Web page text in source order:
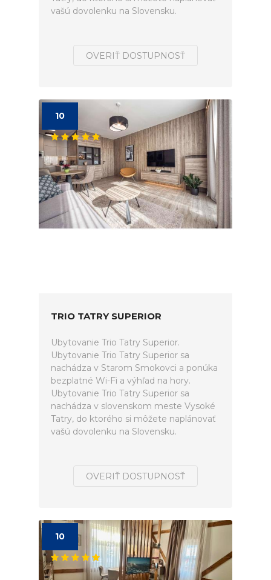
vašú dovolenku na Slovensku.
OVERIŤ DOSTUPNOSŤ
10
TRIO TATRY SUPERIOR
Ubytovanie Trio Tatry Superior.
Ubytovanie Trio Tatry Superior sa
nachádza v Starom Smokovci a ponúka
bezplatné Wi-Fi a výhľad na hory.
Ubytovanie Trio Tatry Superior sa
nachádza v slovenskom meste Vysoké
Tatry, do ktorého si môžete naplánovať
vašú dovolenku na Slovensku.
OVERIŤ DOSTUPNOSŤ
10